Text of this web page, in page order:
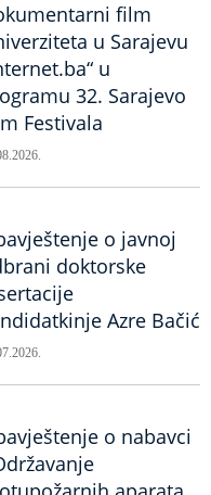
film
u Sarajevu
u
32. Sarajevo
Festivala
o javnoj
doktorske
Azre Bačić
o nabavci